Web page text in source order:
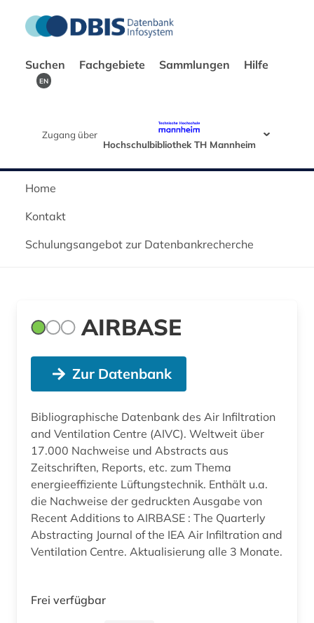
Suchen Fachgebiete Sammlungen Hilfe
EN
Zugang über
Hochschulbibliothek TH Mannheim
Home
Kontakt
Schulungsangebot zur Datenbankrecherche
AIRBASE
Zur Datenbank
Bibliographische Datenbank des Air Infiltration
and Ventilation Centre (AIVC). Weltweit über
17.000 Nachweise und Abstracts aus
Zeitschriften, Reports, etc. zum Thema
energieeffiziente Lüftungstechnik. Enthält u.a.
die Nachweise der gedruckten Ausgabe von
Recent Additions to AIRBASE : The Quarterly
Abstracting Journal of the IEA Air Infiltration and
Ventilation Centre. Aktualisierung alle 3 Monate.
Frei verfügbar